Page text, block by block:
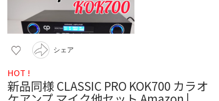
シェア
HOT !
新品同様 CLASSIC PRO KOK700 カラオ